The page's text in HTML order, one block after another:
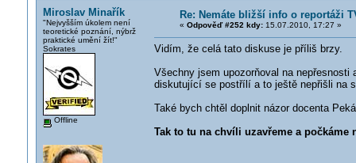
Miroslav Minařík
"Nejvyšším úkolem není
teoretické poznání, nýbrž
praktické umění žít!"
Sokrates
Offline
Re: Nemáte bližší info o reportáži
« Odpověď #252 kdy:15.07.2010, 17:27 »
Vidím, že celá tato diskuse je příliš brzy.
Všechny jsem upozorňoval na
diskutující se postřílí a to ještě nepřišli na
Také bych chtěl doplnit názor docenta
Tak to tu na chvíli uzavřeme a počkáme